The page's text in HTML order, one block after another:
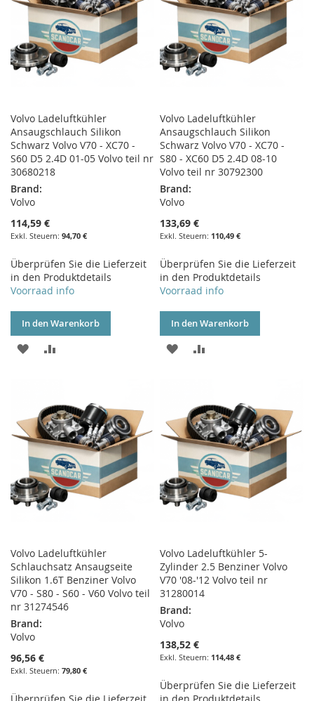
Volvo Ladeluftkühler
Ansaugschlauch Silikon
Schwarz Volvo V70 - XC70 -
S60 D5 2.4D 01-05 Volvo teil nr
30680218
Brand:
Volvo
114,59 €
94,70 €
Überprüfen Sie die Lieferzeit
in den Produktdetails
Voorraad info
In den Warenkorb
ZUR
Volvo Ladeluftkühler
Ansaugschlauch Silikon
Schwarz Volvo V70 - XC70 -
S80 - XC60 D5 2.4D 08-10
Volvo teil nr 30792300
Brand:
Volvo
133,69 €
110,49 €
Überprüfen Sie die Lieferzeit
in den Produktdetails
Voorraad info
In den Warenkorb
ZUR
Volvo Ladeluftkühler
Schlauchsatz Ansaugseite
Silikon 1.6T Benziner Volvo
V70 - S80 - S60 - V60 Volvo teil
nr 31274546
Brand:
Volvo
96,56 €
79,80 €
Volvo Ladeluftkühler 5-
Zylinder 2.5 Benziner Volvo
V70 '08-'12 Volvo teil nr
31280014
Brand:
Volvo
138,52 €
114,48 €
Überprüfen Sie die Lieferzeit